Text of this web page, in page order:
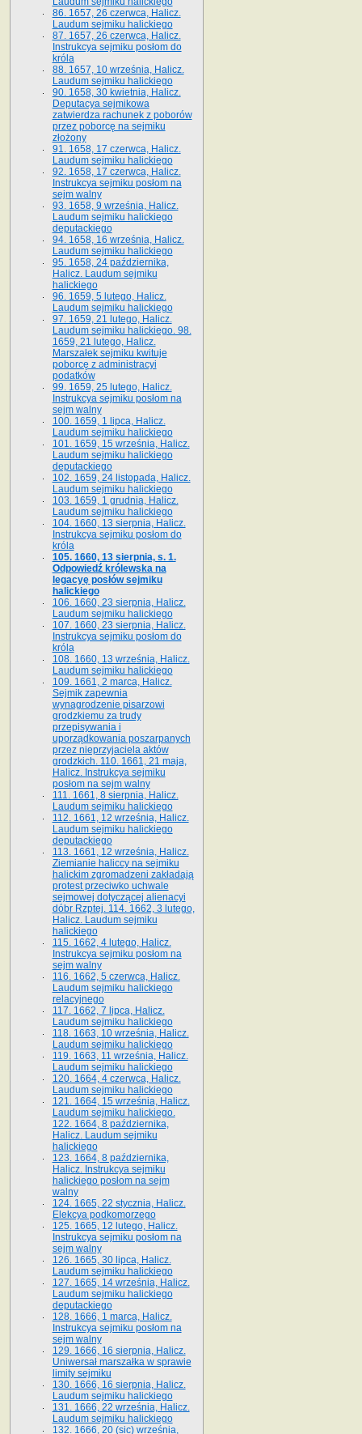
86. 1657, 26 czerwca, Halicz.
Laudum sejmiku halickiego
87. 1657, 26 czerwca, Halicz.
Instrukcya sejmiku posłom do
króla
88. 1657, 10 września, Halicz.
Laudum sejmiku halickiego
90. 1658, 30 kwietnia, Halicz.
Deputacya sejmikowa
zatwierdza rachunek z poborów
przez poborcę na sejmiku
złożony
91. 1658, 17 czerwca, Halicz.
Laudum sejmiku halickiego
92. 1658, 17 czerwca, Halicz.
Instrukcya sejmiku posłom na
sejm walny
93. 1658, 9 września, Halicz.
Laudum sejmiku halickiego
deputackiego
94. 1658, 16 września, Halicz.
Laudum sejmiku halickiego
95. 1658, 24 października,
Halicz. Laudum sejmiku
halickiego
96. 1659, 5 lutego, Halicz.
Laudum sejmiku halickiego
97. 1659, 21 lutego, Halicz.
Laudum sejmiku halickiego. 98.
1659, 21 lutego, Halicz.
Marszałek sejmiku kwituje
poborcę z administracyi
podatków
99. 1659, 25 lutego, Halicz.
Instrukcya sejmiku posłom na
sejm walny
100. 1659, 1 lipca, Halicz.
Laudum sejmiku halickiego
101. 1659, 15 września, Halicz.
Laudum sejmiku halickiego
deputackiego
102. 1659, 24 listopada, Halicz.
Laudum sejmiku halickiego
103. 1659, 1 grudnia, Halicz.
Laudum sejmiku halickiego
104. 1660, 13 sierpnia, Halicz.
Instrukcya sejmiku posłom do
króla
105. 1660, 13 sierpnia, s. 1.
Odpowiedź królewska na
legacyę posłów sejmiku
halickiego
106. 1660, 23 sierpnia, Halicz.
Laudum sejmiku halickiego
107. 1660, 23 sierpnia, Halicz.
Instrukcya sejmiku posłom do
króla
108. 1660, 13 września, Halicz.
Laudum sejmiku halickiego
109. 1661, 2 marca, Halicz.
Sejmik zapewnia
wynagrodzenie pisarzowi
grodzkiemu za trudy
przepisywania i
uporządkowania poszarpanych
przez nieprzyjaciela aktów
grodzkich. 110. 1661, 21 maja,
Halicz. Instrukcya sejmiku
posłom na sejm walny
111. 1661, 8 sierpnia, Halicz.
Laudum sejmiku halickiego
112. 1661, 12 września, Halicz.
Laudum sejmiku halickiego
deputackiego
113. 1661, 12 września, Halicz.
Ziemianie haliccy na sejmiku
halickim zgromadzeni zakładają
protest przeciwko uchwale
sejmowej dotyczącej alienacyi
dóbr Rzptej. 114. 1662, 3 lutego,
Halicz. Laudum sejmiku
halickiego
115. 1662, 4 lutego, Halicz.
Instrukcya sejmiku posłom na
sejm walny
116. 1662, 5 czerwca, Halicz.
Laudum sejmiku halickiego
relacyjnego
117. 1662, 7 lipca, Halicz.
Laudum sejmiku halickiego
118. 1663, 10 września, Halicz.
Laudum sejmiku halickiego
119. 1663, 11 września, Halicz.
Laudum sejmiku halickiego
120. 1664, 4 czerwca, Halicz.
Laudum sejmiku halickiego
121. 1664, 15 września, Halicz.
Laudum sejmiku halickiego.
122. 1664, 8 października,
Halicz. Laudum sejmiku
halickiego
123. 1664, 8 października,
Halicz. Instrukcya sejmiku
halickiego posłom na sejm
walny
124. 1665, 22 stycznia, Halicz.
Elekcya podkomorzego
125. 1665, 12 lutego, Halicz.
Instrukcya sejmiku posłom na
sejm walny
126. 1665, 30 lipca, Halicz.
Laudum sejmiku halickiego
127. 1665, 14 września, Halicz.
Laudum sejmiku halickiego
deputackiego
128. 1666, 1 marca, Halicz.
Instrukcya sejmiku posłom na
sejm walny
129. 1666, 16 sierpnia, Halicz.
Uniwersał marszałka w sprawie
limity sejmiku
130. 1666, 16 sierpnia, Halicz.
Laudum sejmiku halickiego
131. 1666, 22 września, Halicz.
Laudum sejmiku halickiego
132. 1666, 20 (sic) września,